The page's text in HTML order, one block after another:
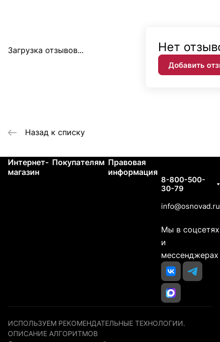
Загрузка отзывов... Нет
Добавить
Назад к списку
Интернет-
магазин
Покупателям Правовая
информация
8-800-500-
30-79
info@osnovad.ru
Мы в соцсетях
и
мессенджерах
ИСПОЛЬЗУЕМ РЕКОМЕНДАТЕЛЬНЫЕ ТЕХНОЛОГИИ.
ОПИСАНИЕ АЛГОРИТМОВ